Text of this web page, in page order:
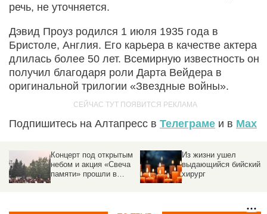
речь, не уточняется.
Дэвид Проуз родился 1 июля 1935 года в
Бристоле, Англия. Его карьера в качестве актера
длилась более 50 лет. Всемирную известность он
получил благодаря роли Дарта Вейдера в
оригинальной трилогии «Звездные войны».
Подпишитесь на Алтапресс в Телеграме и в Max
Концерт под открытым
небом и акция «Свеча
памяти» прошли в
Из жизни ушел
выдающийся бийский
хирург